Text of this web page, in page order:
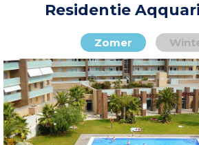
Residentie
Zomer